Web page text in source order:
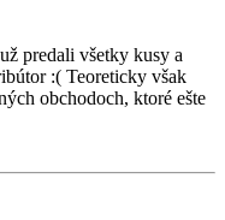
predali všetky kusy a
:( Teoreticky však
obchodoch, ktoré ešte